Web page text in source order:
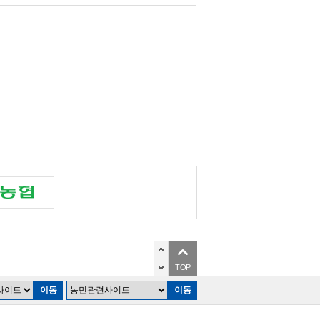
’ 수확시기 앞당겨져
효능·효과 표시제
지역 벼농가 속탄다
TOP
이동 이동